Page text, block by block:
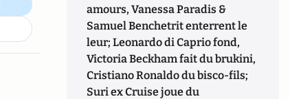
amours, Vanessa Paradis &
Samuel Benchetrit enterrent le
leur; Leonardo di Caprio fond,
Victoria Beckham fait du brukini,
Cristiano Ronaldo du bisco-fils;
Suri ex Cruise joue du